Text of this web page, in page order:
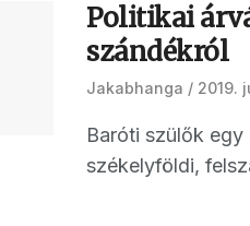
Politikai
szándékról
Jakabhanga 2019.
Baróti szülők
székelyföldi,